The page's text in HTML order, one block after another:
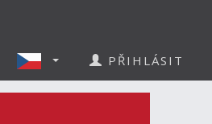
PŘIHLÁSIT